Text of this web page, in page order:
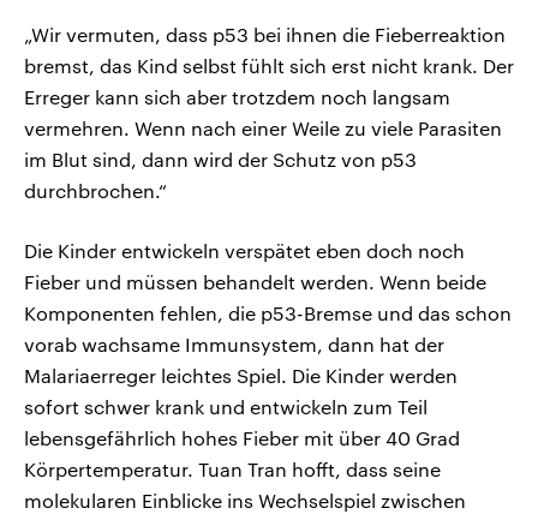
„Wir vermuten, dass p53 bei ihnen die Fieberreaktion
bremst, das Kind selbst fühlt sich erst nicht krank. Der
Erreger kann sich aber trotzdem noch langsam
vermehren. Wenn nach einer Weile zu viele Parasiten
im Blut sind, dann wird der Schutz von p53
durchbrochen.“
Die Kinder entwickeln verspätet eben doch noch
Fieber und müssen behandelt werden. Wenn beide
Komponenten fehlen, die p53-Bremse und das schon
vorab wachsame Immunsystem, dann hat der
Malariaerreger leichtes Spiel. Die Kinder werden
sofort schwer krank und entwickeln zum Teil
lebensgefährlich hohes Fieber mit über 40 Grad
Körpertemperatur. Tuan Tran hofft, dass seine
molekularen Einblicke ins Wechselspiel zwischen